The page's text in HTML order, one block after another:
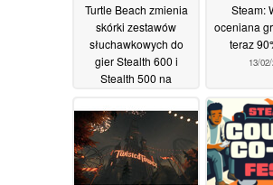
Turtle Beach zmienia
skórki zestawów
słuchawkowych do
gier Stealth 600 i
Stealth 500 na
kamuflaże14/02/2025
Steam:
oceniana
teraz
13/